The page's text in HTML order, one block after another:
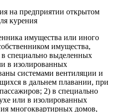
на предприятии открытом
курения
имущества или иного
имущества,
в специально выделенных
в изолированных
системами вентиляции и
в дальнем плавании, при
2) в специально
или в изолированных
многоквартирных домов,